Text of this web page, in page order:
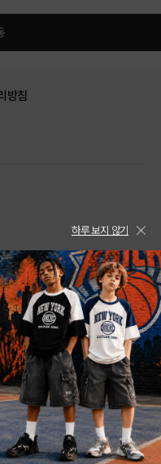
방침
이빌딩)
휴일 휴무)
하루 보지 않기